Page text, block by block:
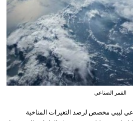
القمر الصناعي
ليبي مخصص لرصد التغيرات المناخية